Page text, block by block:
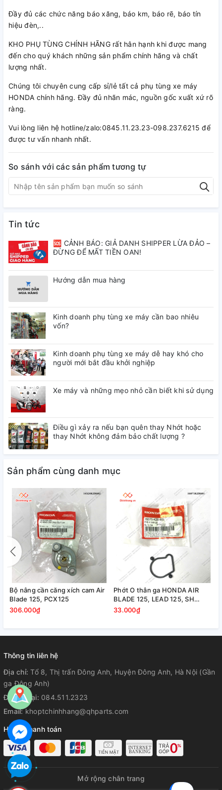
Đầy đủ các chức năng báo xăng, báo km, báo rẽ, báo tín
hiệu đèn,..
KHO PHỤ TÙNG CHÍNH HÃNG rất hân hạnh khi được mang
đến cho quý khách những sản phẩm chính hãng và chất
lượng nhất.
Chúng tôi chuyên cung cấp sỉ/lẻ tất cả phụ tùng xe máy
HONDA chính hãng. Đầy đủ nhãn mác, nguồn gốc xuất xứ rõ
ràng.
Vui lòng liên hệ hotline/zalo:0845.11.23.23-098.237.6215 để
được tư vấn nhanh nhất.
So sánh với các sản phẩm tương tự
Tin tức
🆘 CẢNH BÁO: GIẢ DANH SHIPPER LỪA ĐẢO –
ĐỪNG ĐỂ MẤT TIỀN OAN!
Hướng dẫn mua hàng
Kinh doanh phụ tùng xe máy cần bao nhiêu
vốn?
Kinh doanh phụ tùng xe máy dễ hay khó cho
người mới bắt đầu khởi nghiệp
Xe máy và những mẹo nhỏ cần biết khi sử dụng
Điều gì xảy ra nếu bạn quên thay Nhớt hoặc
thay Nhớt không đảm bảo chất lượng ?
Sản phẩm cùng danh mục
Bộ nâng cần căng xích cam Air
Blade 125, PCX125
306.000₫
Phớt O thân ga HONDA AIR
BLADE 125, LEAD 125, SH
MODE
33.000₫
Thông tin liên hệ
Địa chỉ:Tổ 8, Thị trấn Đông Anh, Huyện Đông Anh, Hà Nội (Gần
ga Đông Anh)
Điện thoại: 084.511.2323
Email:khoptchinhhang@qhparts.com
Hỗ trợ thanh toán
Mở rộng chân trang